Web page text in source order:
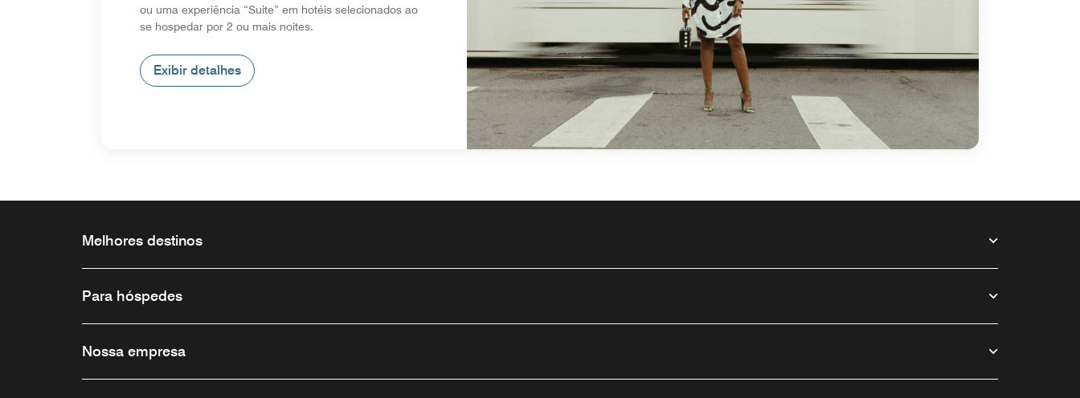
ou uma experiência “Suite” em hotéis selecionados ao
se hospedar por 2 ou mais noites.
Exibir detalhes
Melhores destinos
Para hóspedes
Nossa empresa